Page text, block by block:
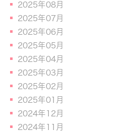
2025年08月
2025年07月
2025年06月
2025年05月
2025年04月
2025年03月
2025年02月
2025年01月
2024年12月
2024年11月